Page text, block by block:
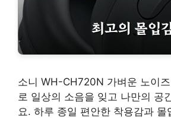
소니 WH-CH720N 가벼운 노이
로 일상의 소음을 잊고 나만의 공
요. 하루 종일 편안한 착용감과 몰